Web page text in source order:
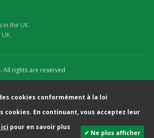
in the UK
All rights are reserved
cookies conformément à la loi
cookies. En continuant, vous acceptez leur
pour en savoir plus
✔ Ne plus afficher